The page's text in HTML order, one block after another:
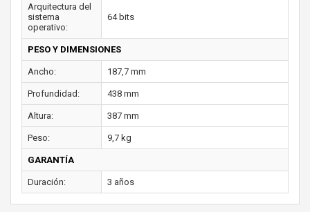
Arquitectura del
sistema
operativo:
64 bits
PESO Y DIMENSIONES
Ancho: 187,7 mm
Profundidad: 438 mm
Altura: 387 mm
Peso: 9,7 kg
GARANTÍA
Duración: 3 años